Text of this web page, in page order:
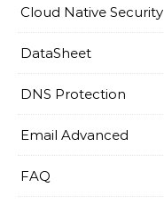
Cloud Native Security
DataSheet
DNS Protection
Email Advanced
FAQ